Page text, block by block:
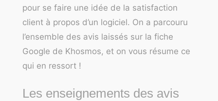
pour se faire une idée de la satisfaction
client à propos d’un logiciel. On a parcouru
l’ensemble des avis laissés sur la fiche
Google de Khosmos, et on vous résume ce
qui en ressort !
Les enseignements des avis